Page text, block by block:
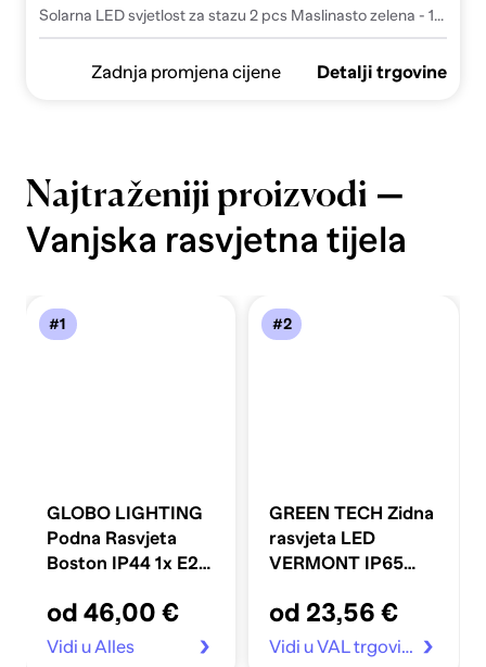
Solarna LED svjetlost za stazu 2 pcs Maslinasto zelena - 18 x 18 x 50 cm Maslinovo zelena Cvijet s pet latica
Zadnja promjena cijene Detalji trgovine
Najtraženiji proizvodi —
Vanjska rasvjetna tijela
#1
GLOBO LIGHTING
Podna Rasvjeta
Boston IP44 1x E27
od 46,00 €
Vidi u Alles
#2
GREEN TECH Zidna
rasvjeta LED
VERMONT IP65
od 23,56 €
Vidi u VAL trgovina